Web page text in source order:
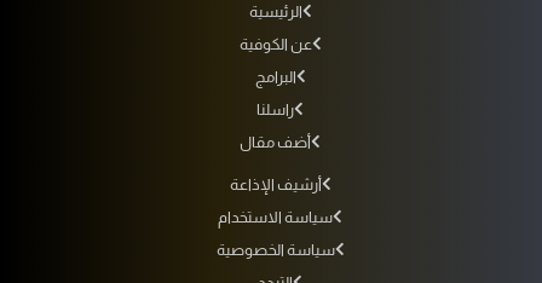
الرئيسية
عن الكوفية
البرامج
راسلنا
أضف مقال
أرشيف الإذاعة
سياسة الاستخدام
سياسة الخصوصية